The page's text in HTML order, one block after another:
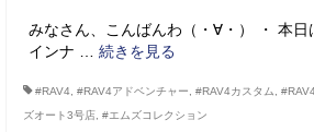
みなさん、こんばんわ（・∀・） ・ 本日
インナ … 続きを見る
#RAV4 #RAV4アドベンチャー #RAV4カスタム
ズオート3号店 #エムズコレクション